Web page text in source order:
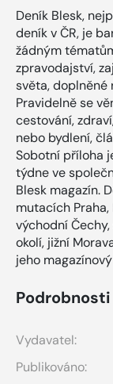
Deník Blesk,
deník v ČR, je
žádným
zpravodajství,
světa, doplněné
Pravidelně se
cestování,
nebo bydlení,
Sobotní příloha
týdne ve
Blesk magazín.
mutacích
východní
okolí, jižní
jeho
Podrobnosti
Vydavatel:
Publikováno: